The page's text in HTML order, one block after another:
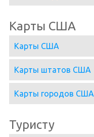
Карты США
Карты США
Карты штатов США
Карты городов США
Туристу